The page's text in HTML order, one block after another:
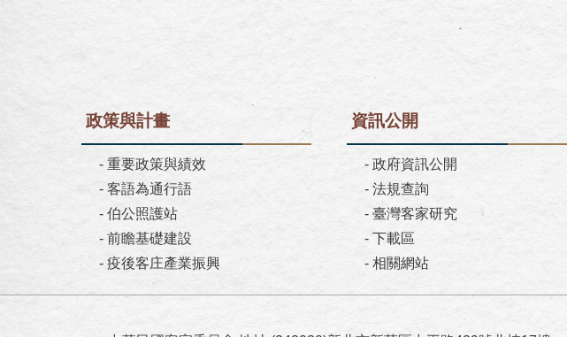
政策與計畫
- 重要政策與績效
- 客語為通行語
- 伯公照護站
-前瞻基礎建設
- 疫後客庄產業振興
資訊公開
- 政府資訊公開
- 法規查詢
- 臺灣客家研究
- 下載區
- 相關網站